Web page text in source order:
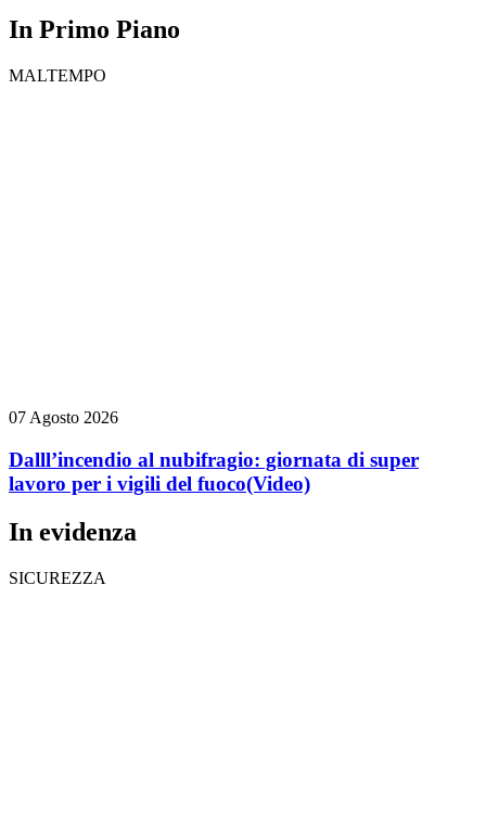
In Primo Piano
MALTEMPO
07 Agosto 2026
Dalll’incendio al nubifragio: giornata di super
lavoro per i vigili del fuoco(Video)
In evidenza
SICUREZZA